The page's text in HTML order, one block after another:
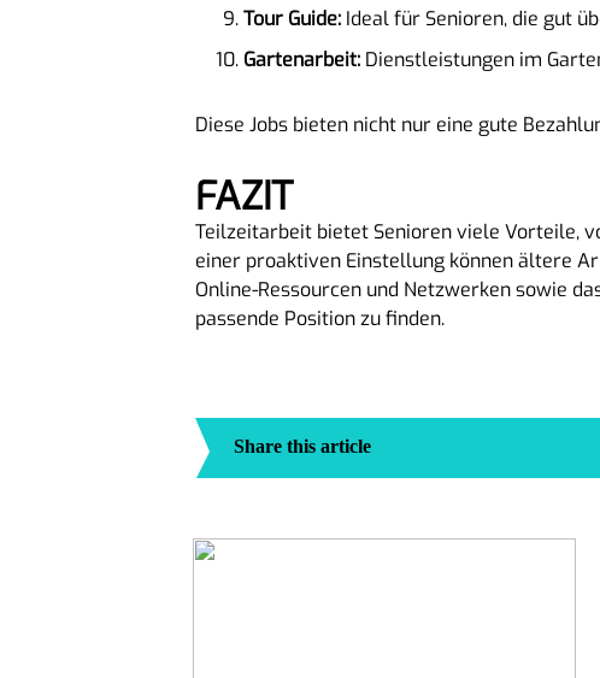
Tour Guide: Ideal für Senioren, die gut
Gartenarbeit: Dienstleistungen im
Diese Jobs bieten nicht nur eine gute
FAZIT
Teilzeitarbeit bietet Senioren viele Vorteile,
einer proaktiven Einstellung können ältere
Online-Ressourcen und Netzwerken sowie
passende Position zu finden.
Share this article